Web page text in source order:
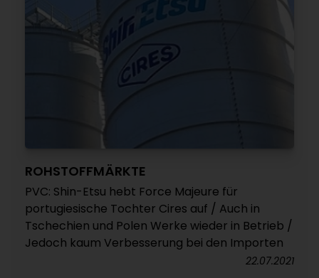
ROHSTOFFMÄRKTE
PVC: Shin-Etsu hebt Force Majeure für
portugiesische Tochter Cires auf / Auch in
Tschechien und Polen Werke wieder in Betrieb /
Jedoch kaum Verbesserung bei den Importen
22.07.2021